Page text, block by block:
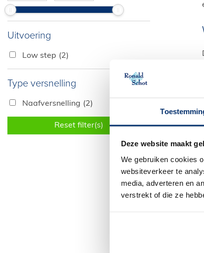
Deze website maakt
We gebruiken cookies
websiteverkeer te
media, adverteren en
verstrekt of die ze
Uitvoering
Low step (2)
Type versnelling
Naafversnelling (2)
Reset filter(s)